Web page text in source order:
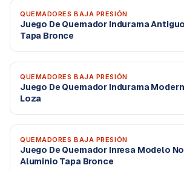
QUEMADORES BAJA PRESIÓN
Juego De Quemador Indurama
Tapa Bronce
QUEMADORES BAJA PRESIÓN
Juego De Quemador Indurama
Loza
QUEMADORES BAJA PRESIÓN
Juego De Quemador Inresa Modelo
Aluminio Tapa Bronce